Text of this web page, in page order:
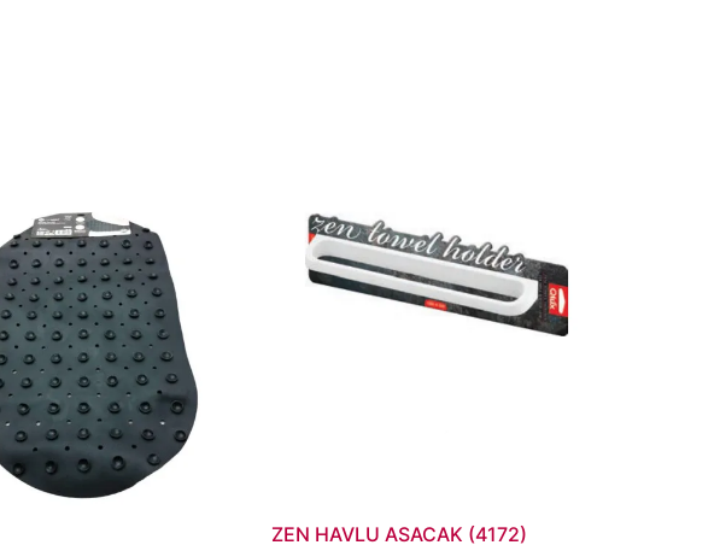
ZEN HAVLU ASACAK (4172)